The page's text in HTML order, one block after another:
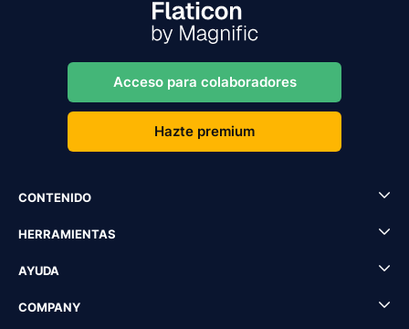
Acceso para colaboradores
Hazte premium
CONTENIDO
HERRAMIENTAS
AYUDA
COMPANY